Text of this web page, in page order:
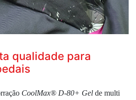
qualidade para
CoolMax® D-80+ Gel de multi